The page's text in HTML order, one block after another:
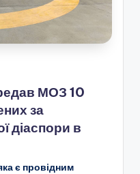
МОЗ 10
за
діаспори в
є провідним